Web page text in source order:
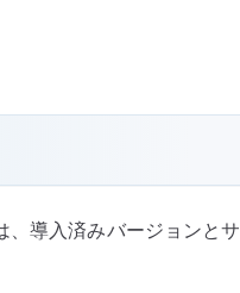
入済みバージョンとサ